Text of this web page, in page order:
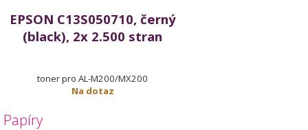
EPSON C13S050710, černý
(black), 2x 2.500 stran
toner pro AL-M200/MX200
Na dotaz
Papíry